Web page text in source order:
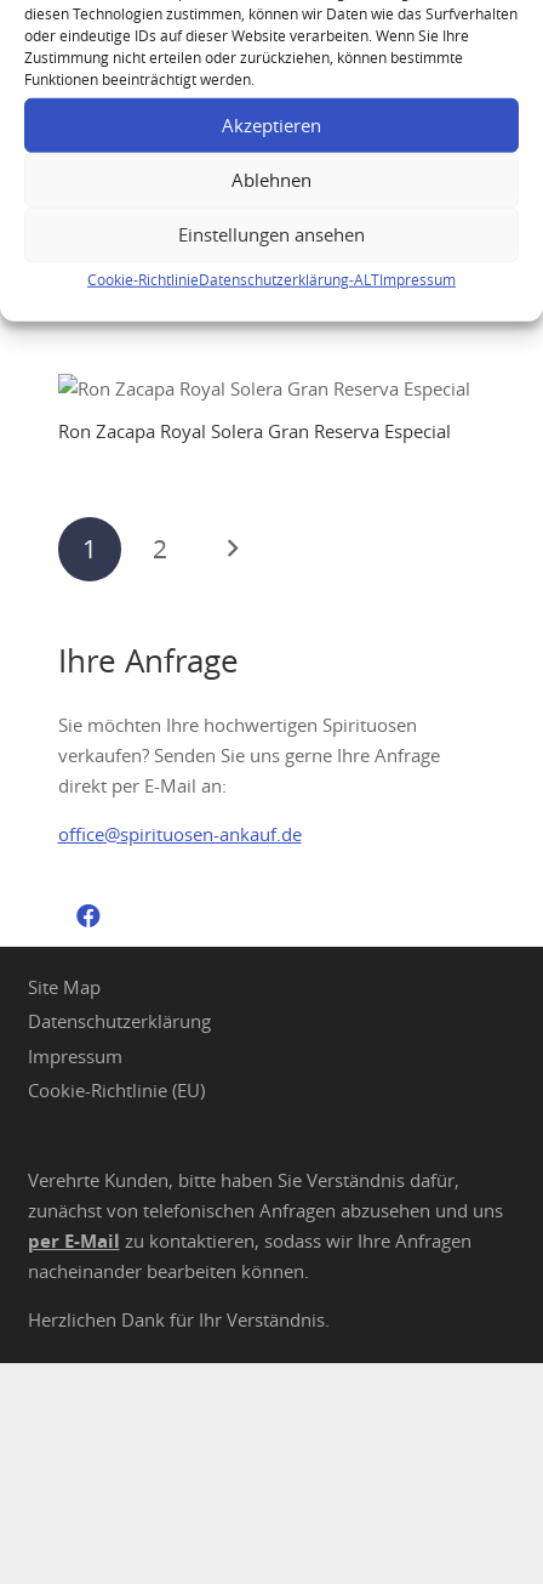
diesen Technologien zustimmen, können wir Daten wie das Surfverhalten
oder eindeutige IDs auf dieser Website verarbeiten. Wenn Sie Ihre
Zustimmung nicht erteilen oder zurückziehen, können bestimmte
Funktionen beeinträchtigt werden.
Akzeptieren
Ablehnen
Einstellungen ansehen
Cookie-RichtlinieDatenschutzerklärung-ALTImpressum
J.Bally 1950 Rhum Vieux
J.Bally 1985 Rhum Vieux
Ron Zacapa Centenario 30 Aniversario (mit Riedel-
Ron Zacapa Royal Solera Gran Reserva Especial
Seitennummerierung
der
1 2
Ihre Anfrage
Sie möchten Ihre hochwertigen Spirituosen
verkaufen? Senden Sie uns gerne Ihre Anfrage
direkt per E-Mail an:
office@spirituosen-ankauf.de
Site Map
Datenschutzerklärung
Impressum
Cookie-Richtlinie (EU)
Verehrte Kunden, bitte haben Sie Verständnis dafür,
zunächst von telefonischen Anfragen abzusehen und uns
per E-Mail zu kontaktieren, sodass wir Ihre Anfragen
nacheinander bearbeiten können.
Herzlichen Dank für Ihr Verständnis.